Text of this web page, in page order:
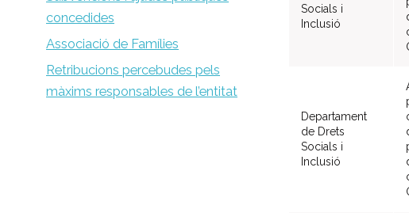
concedides
Associació de Famílies
Retribucions percebudes pels
màxims responsables de l’entitat
Socials i
Inclusió
Departament
de Drets
Socials i
Inclusió